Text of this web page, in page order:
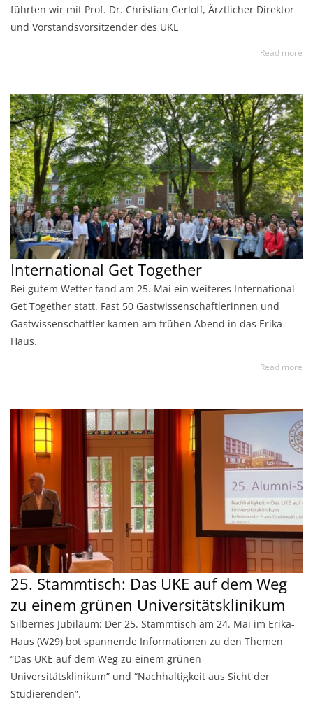
führten wir mit Prof. Dr. Christian Gerloff, Ärztlicher Direktor
und Vorstandsvorsitzender des UKE
Read more
International Get Together
Bei gutem Wetter fand am 25. Mai ein weiteres International
Get Together statt. Fast 50 Gastwissenschaftlerinnen und
Gastwissenschaftler kamen am frühen Abend in das Erika-
Haus.
Read more
25. Stammtisch: Das UKE auf dem Weg
zu einem grünen Universitätsklinikum
Silbernes Jubiläum: Der 25. Stammtisch am 24. Mai im Erika-
Haus (W29) bot spannende Informationen zu den Themen
“Das UKE auf dem Weg zu einem grünen
Universitätsklinikum” und “Nachhaltigkeit aus Sicht der
Studierenden”.